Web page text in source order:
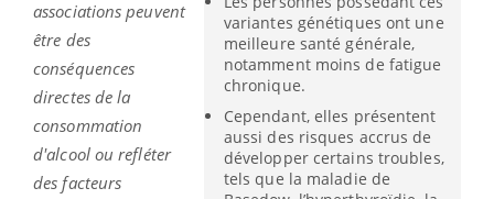
variantes génétiques ont une
meilleure santé générale,
notamment moins de fatigue
chronique.
Cependant, elles présentent
aussi des risques accrus de
développer certains troubles,
tels que la maladie de
associations peuvent
être des
conséquences
directes de la
consommation
d'alcool ou refléter
des facteurs